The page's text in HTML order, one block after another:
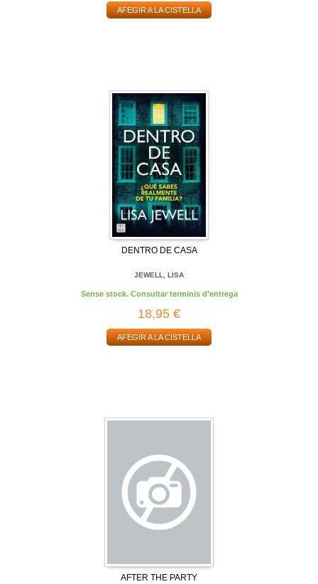
AFEGIR A LA CISTELLA
DENTRO DE CASA
JEWELL, LISA
Sense stock. Consultar terminis d'entrega
18,95 €
AFEGIR A LA CISTELLA
AFTER THE PARTY